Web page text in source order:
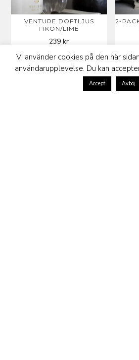
VENTURE DOFTLJUS
FIKON/LIME
239kr
2-
Vi använder cookies på den här
användarupplevelse. Du kan
Accept Avböj